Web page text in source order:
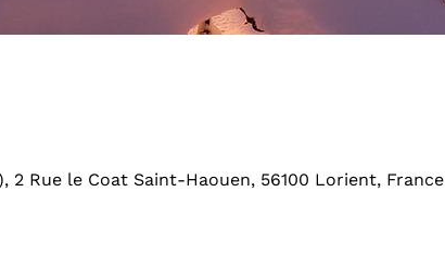
2 Rue le Coat Saint-Haouen, 56100 Lorient, France